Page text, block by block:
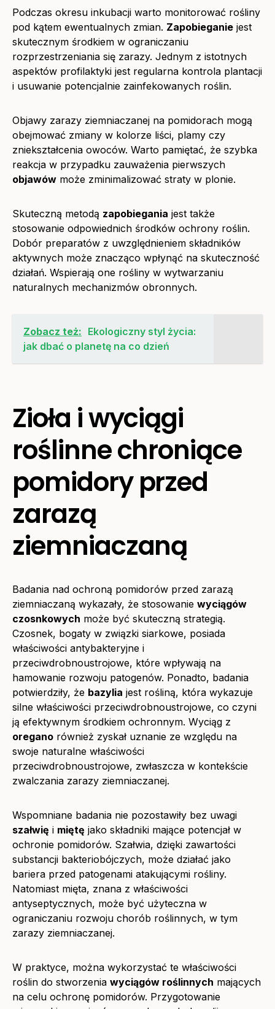
Podczas okresu inkubacji warto monitorować rośliny
pod kątem ewentualnych zmian. Zapobieganie jest
skutecznym środkiem w ograniczaniu
rozprzestrzeniania się zarazy. Jednym z istotnych
aspektów profilaktyki jest regularna kontrola plantacji
i usuwanie potencjalnie zainfekowanych roślin.
Objawy zarazy ziemniaczanej na pomidorach mogą
obejmować zmiany w kolorze liści, plamy czy
zniekształcenia owoców. Warto pamiętać, że szybka
reakcja w przypadku zauważenia pierwszych
objawów może zminimalizować straty w plonie.
Skuteczną metodą zapobiegania jest także
stosowanie odpowiednich środków ochrony roślin.
Dobór preparatów z uwzględnieniem składników
aktywnych może znacząco wpłynąć na skuteczność
działań. Wspierają one rośliny w wytwarzaniu
naturalnych mechanizmów obronnych.
Zobacz też: Ekologiczny styl życia:
jak dbać o planetę na co dzień
Zioła i wyciągi
roślinne chroniące
pomidory przed
zarazą
ziemniaczaną
Badania nad ochroną pomidorów przed zarazą
ziemniaczaną wykazały, że stosowanie wyciągów
czosnkowych może być skuteczną strategią.
Czosnek, bogaty w związki siarkowe, posiada
właściwości antybakteryjne i
przeciwdrobnoustrojowe, które wpływają na
hamowanie rozwoju patogenów. Ponadto, badania
potwierdziły, że bazylia jest rośliną, która wykazuje
silne właściwości przeciwdrobnoustrojowe, co czyni
ją efektywnym środkiem ochronnym. Wyciąg z
oregano również zyskał uznanie ze względu na
swoje naturalne właściwości
przeciwdrobnoustrojowe, zwłaszcza w kontekście
zwalczania zarazy ziemniaczanej.
Wspomniane badania nie pozostawiły bez uwagi
szałwię i miętę jako składniki mające potencjał w
ochronie pomidorów. Szałwia, dzięki zawartości
substancji bakteriobójczych, może działać jako
bariera przed patogenami atakującymi rośliny.
Natomiast mięta, znana z właściwości
antyseptycznych, może być użyteczna w
ograniczaniu rozwoju chorób roślinnych, w tym
zarazy ziemniaczanej.
W praktyce, można wykorzystać te właściwości
roślin do stworzenia wyciągów roślinnych mających
na celu ochronę pomidorów. Przygotowanie